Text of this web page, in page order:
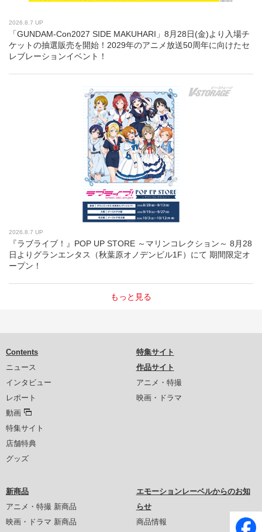
2026.8.7 UP
「GUNDAM-Con2027 SIDE MAKUHARI」8月28日(金)より入場チ
ケットの抽選販売を開始！2029年のアニメ放送50周年に向けたセ
レブレーションイベント！
2026.8.7 UP
『ラブライブ！』POP UP STORE ～マリンコレクション～ 8月28
日よりグランエンタス（秋葉原オノデンビル1F）にて 期間限定オ
ープン！
もっと見る
Contents
ニュース
インタビュー
レポート
動画
特集サイト
店舗特典
グッズ
特集サイト
作品サイト
アニメ・特撮
映画・ドラマ
新商品
アニメ・特撮 新商品
映画・ドラマ 新商品
エモーションレーベルからのお知
らせ
商品情報